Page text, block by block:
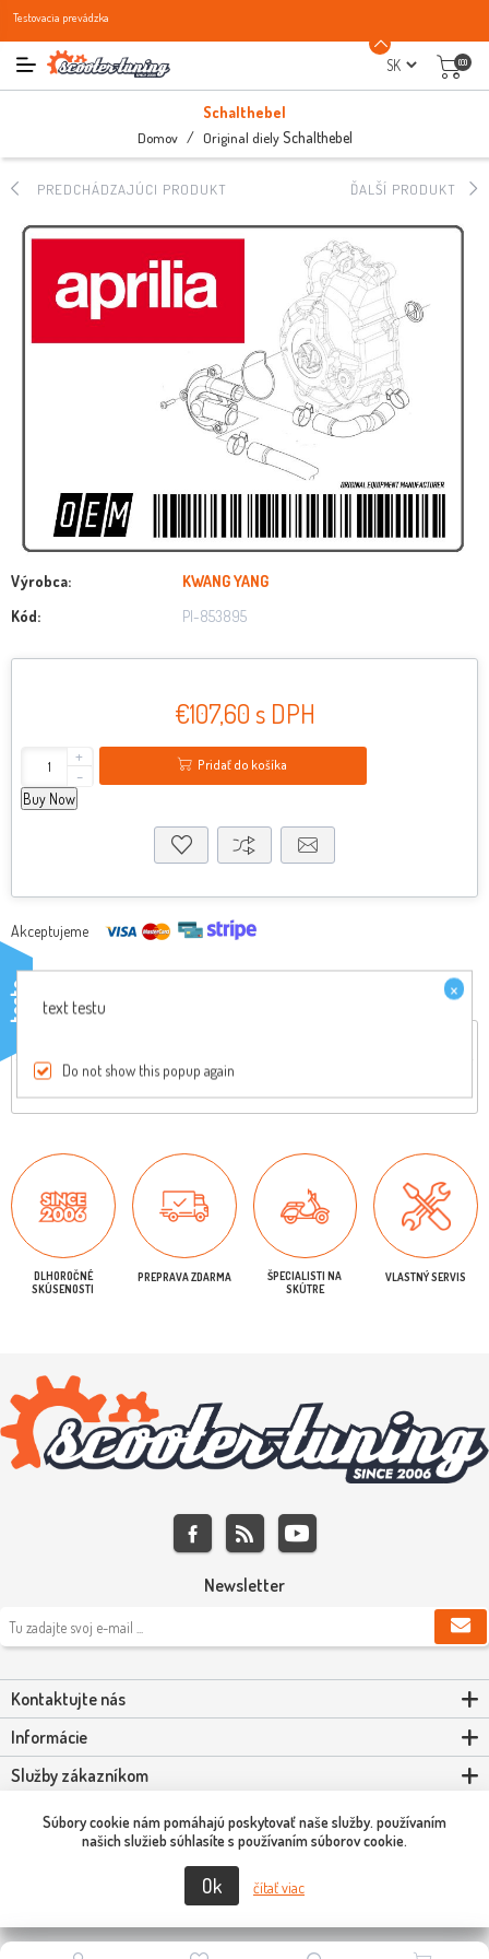
Testovacia prevádzka
(0)
Schalthebel
Domov / Original diely Schalthebel
PREDCHÁDZAJÚCI PRODUKT ĎALŠÍ PRODUKT
Výrobca:
KWANG YANG
Kód:
PI-853895
€107,60 s DPH
+
-
Pridať do košíka
Buy Now
Akceptujeme
Originálny diel, pre viac informácií nás kontaktujte
DLHOROČNÉ
SKÚSENOSTI
PREPRAVA ZDARMA
ŠPECIALISTI NA
SKÚTRE
VLASTNÝ SERVIS
Newsletter
Kontaktujte nás
Informácie
Služby zákazníkom
Môj účet
Copyright © 2026 Scooter-Tuning SK. Všetky práva vyhradené.
testo
Súbory cookie nám pomáhajú poskytovať naše služby. používaním
našich služieb súhlasíte s používaním súborov cookie.
Ok čítať viac
×
text testu
Do not show this popup again